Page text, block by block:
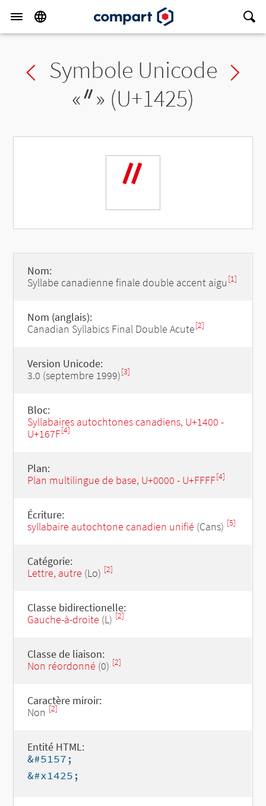
Previous char
Symbole Unicode
«ᐥ» (U+1425)
ᐥ
Nom:
Syllabe canadienne finale double accent aigu [1]
Nom (anglais):
Canadian Syllabics Final Double Acute[2]
Version Unicode:
3.0 (septembre 1999)[3]
Bloc:
Syllabaires autochtones canadiens, U+1400 -
U+167F[4]
Plan:
Plan multilingue de base, U+0000 - U+FFFF[4]
Écriture:
syllabaire autochtone canadien unifié (Cans) [5]
Catégorie:
Lettre, autre (Lo) [2]
Classe bidirectionelle:
Gauche-à-droite (L) [2]
Classe de liaison:
Non réordonné (0) [2]
Caractère miroir:
Non [2]
Entité HTML:
&#5157;
&#x1425;